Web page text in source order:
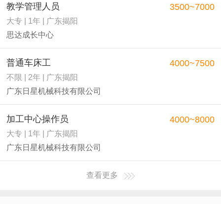
教学管理人员
大专 | 1年 | 广东揭阳
思达成长中心
3500~7000
普通车床工
不限 | 2年 | 广东揭阳
广东日星机械科技有限公司
4000~7500
加工中心操作员
大专 | 1年 | 广东揭阳
广东日星机械科技有限公司
4000~8000
查看更多